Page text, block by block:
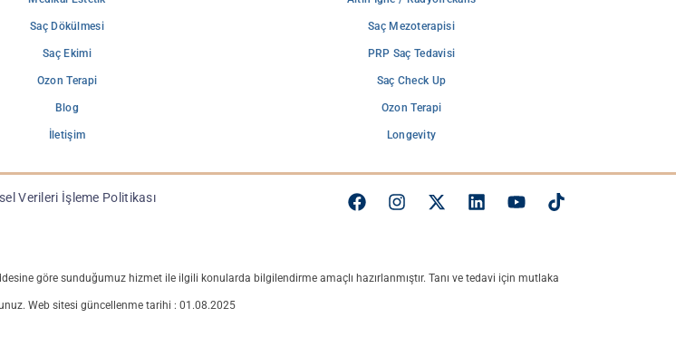
Saç Dökülmesi
Saç Ekimi
Ozon Terapi
Blog
İletişim
Saç Mezoterapisi
PRP Saç Tedavisi
Saç Check Up
Ozon Terapi
Longevity
Verileri İşleme Politikası
göre sunduğumuz hizmet ile ilgili konularda bilgilendirme amaçlı hazırlanmıştır. Tanı ve tedavi için mutlaka
Web sitesi güncellenme tarihi : 01.08.2025
French